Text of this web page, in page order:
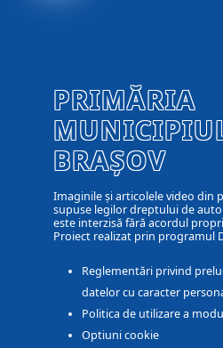
PRIMĂRIA
BRAȘOV
Imaginile și articolele video din
supuse legilor dreptului de
este interzisă fără acordul
Proiect realizat prin programul
Reglementări privind
datelor cu caracter
Politica de utilizare a
Optiuni cookie